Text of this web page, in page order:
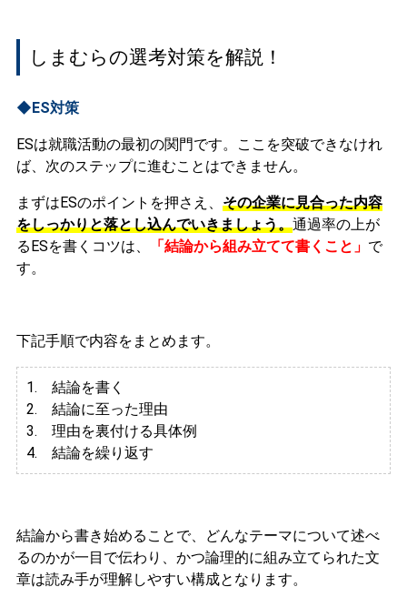
しまむらの選考対策を解説！
◆ES対策
ESは就職活動の最初の関門です。ここを突破できなけれ
ば、次のステップに進むことはできません。
まずはESのポイントを押さえ、 その企業に見合った内容
をしっかりと落とし込んでいきましょう。通過率の上が
るESを書くコツは、
「結論から組み立てて書くこと」 で
す。
下記手順で内容をまとめます。
1. 結論を書く
2. 結論に至った理由
3. 理由を裏付ける具体例
4. 結論を繰り返す
結論から書き始めることで、どんなテーマについて述べ
るのかが一目で伝わり、かつ論理的に組み立てられた文
章は読み手が理解しやすい構成となります。